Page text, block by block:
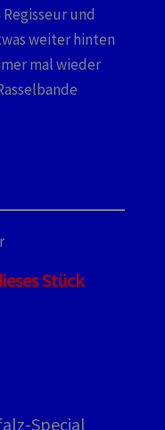
und
weiter hinten
mal wieder
Stück
Special